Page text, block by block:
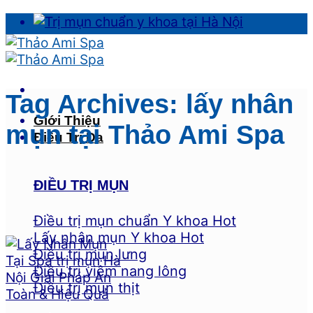
Skip
to
content
Giới Thiệu
Điều Trị Da
ĐIỀU TRỊ MỤN
Điều trị mụn chuẩn Y khoa
Lấy nhân mụn Y khoa
Điều trị mụn lưng
Điều trị viêm nang lông
Điều trị mụn thịt
Tag Archives: lấy nhân
mụn tại Thảo Ami Spa